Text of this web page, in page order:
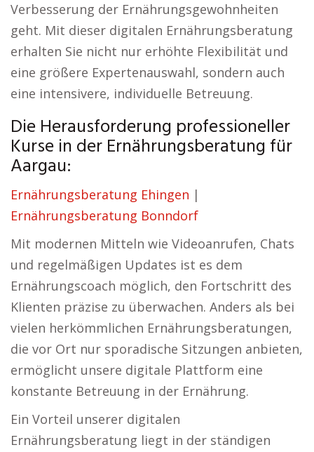
Verbesserung der Ernährungsgewohnheiten
geht. Mit dieser digitalen Ernährungsberatung
erhalten Sie nicht nur erhöhte Flexibilität und
eine größere Expertenauswahl, sondern auch
eine intensivere, individuelle Betreuung.
Die Herausforderung professioneller
Kurse in der Ernährungsberatung für
Aargau:
Ernährungsberatung Ehingen |
Ernährungsberatung Bonndorf
Mit modernen Mitteln wie Videoanrufen, Chats
und regelmäßigen Updates ist es dem
Ernährungscoach möglich, den Fortschritt des
Klienten präzise zu überwachen. Anders als bei
vielen herkömmlichen Ernährungsberatungen,
die vor Ort nur sporadische Sitzungen anbieten,
ermöglicht unsere digitale Plattform eine
konstante Betreuung in der Ernährung.
Ein Vorteil unserer digitalen
Ernährungsberatung liegt in der ständigen